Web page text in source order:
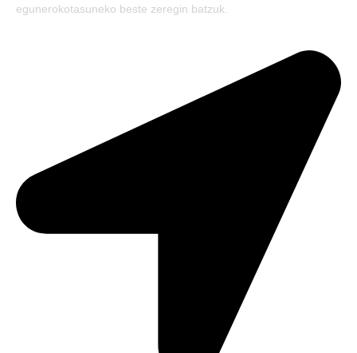
egunerokotasuneko beste zeregin batzuk.